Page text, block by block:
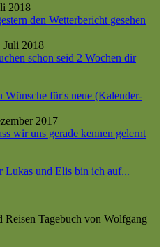
2018
den Wetterbericht gesehen
Juli 2018
schon seid 2 Wochen dir
Wünsche für's neue (Kalender-
2017
wir uns gerade kennen gelernt
Lukas und Elis bin ich auf...
Tagebuch von Wolfgang